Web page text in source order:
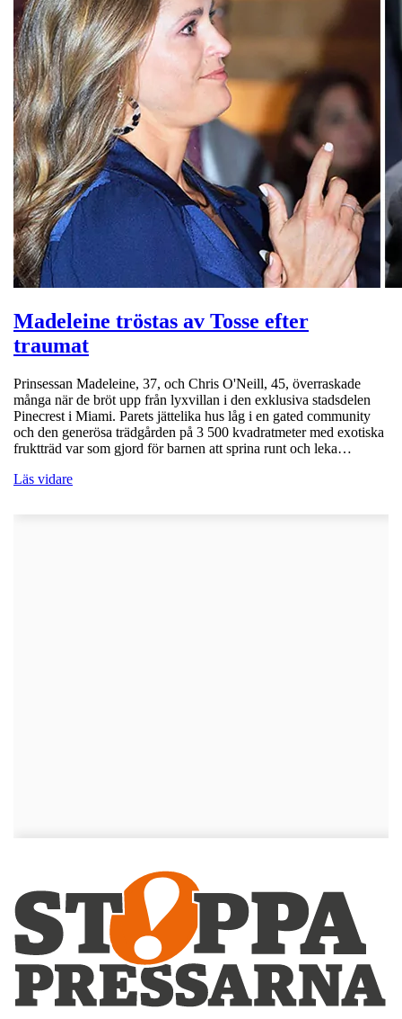
Madeleine tröstas av Tosse efter
traumat
Prinsessan Madeleine, 37, och Chris O'Neill, 45, överraskade
många när de bröt upp från lyxvillan i den exklusiva stadsdelen
Pinecrest i Miami. Parets jättelika hus låg i en gated community
och den generösa trädgården på 3 500 kvadratmeter med exotiska
fruktträd var som gjord för barnen att sprina runt och leka…
Läs vidare